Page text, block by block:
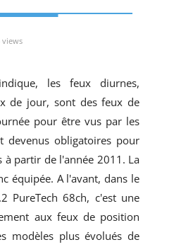
views
les feux diurnes,
de jour, sont des feux de
pour être vus par les
devenus obligatoires pour
à partir de l'année 2011. La
équipée. A l'avant, dans le
PureTech 68ch, c'est une
aux feux de position
modèles plus évolués de